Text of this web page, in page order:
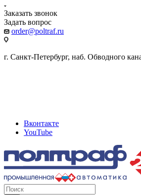
Заказать звонок
Задать вопрос
order@poltraf.ru
г. Санкт-Петербург, наб. Обводного
Вконтакте
YouTube